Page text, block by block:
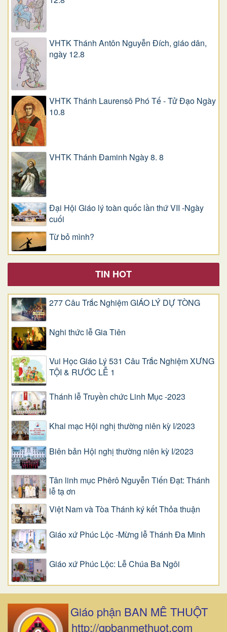
VHTK Thánh Antôn Nguyễn Ðích, giáo dân,
ngày 12.8
VHTK Thánh Laurensô Phó Tế - Tử Đạo Ngày
10.8
VHTK Thánh Đaminh Ngày 8. 8
Đại Hội Giáo lý toàn quốc lần thứ VII -Ngày
cuối
Từ bỏ mình?
TIN HOT
277 Câu Trắc Nghiệm GIÁO LÝ DỰ TÒNG
Nghi thức lễ Gia Tiên
Vui Học Giáo Lý 531 Câu Trắc Nghiệm XƯNG
TỘI & RƯỚC LỄ 1
Thánh lễ Truyền chức Linh Mục -2023
Khai mạc Hội nghị thường niên kỳ I/2023
Biên bản Hội nghị thường niên kỳ I/2023
Tân linh mục Phêrô Nguyễn Tiến Đạt: Thánh
lễ tạ ơn
Việt Nam và Tòa Thánh ký kết Thỏa thuận
Giáo xứ Phúc Lộc -Mừng lễ Thánh Đa Minh
Giáo xứ Phúc Lộc: Lễ Chúa Ba Ngôi
Giáo phận BAN MÊ THUỘT
http://gpbanmethuot.com